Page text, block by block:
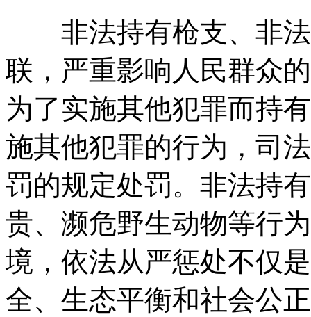
非法持有枪支、非法
联，严重影响人民群众
为了实施其他犯罪而持
施其他犯罪的行为，司
罚的规定处罚。非法持
贵、濒危野生动物等行
境，依法从严惩处不仅
全、生态平衡和社会公